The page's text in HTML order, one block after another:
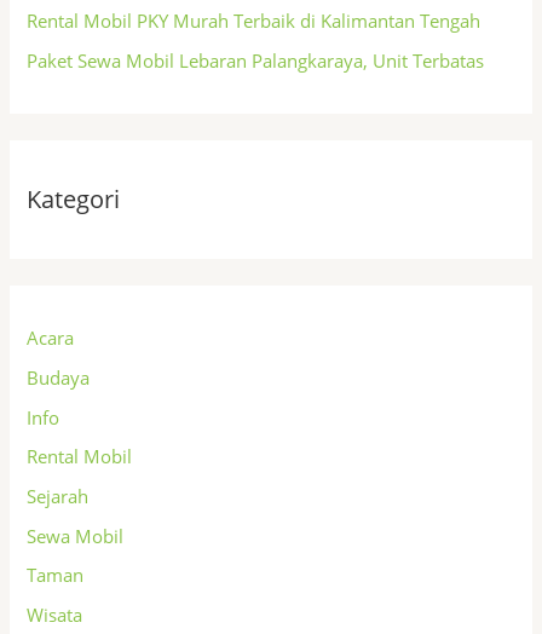
Rental Mobil PKY Murah Terbaik di Kalimantan Tengah
Paket Sewa Mobil Lebaran Palangkaraya, Unit Terbatas
Kategori
Acara
Budaya
Info
Rental Mobil
Sejarah
Sewa Mobil
Taman
Wisata